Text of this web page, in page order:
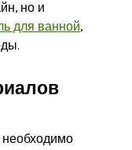
но и
для ванной,